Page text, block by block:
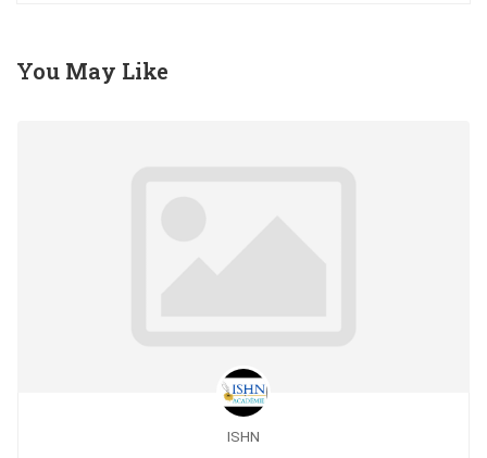
You May Like
ISHN